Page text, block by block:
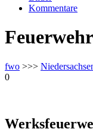
Kommentare
fwo >>>
0